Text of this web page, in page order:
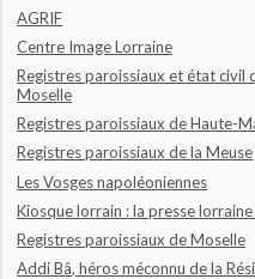
AGRIF
Centre Image Lorraine
Registres paroissiaux et état civil
Moselle
Registres paroissiaux de Haute-
Registres paroissiaux de la Meuse
Les Vosges napoléoniennes
Kiosque lorrain : la presse
Registres paroissiaux de Moselle
Addi Bâ, héros méconnu de la